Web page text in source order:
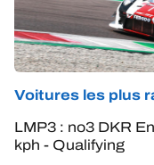
Voitures les plus
LMP3 : no3 DKR
kph - Qualifying